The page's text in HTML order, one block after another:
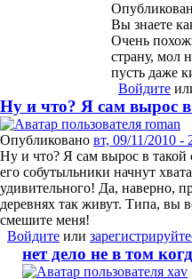
Вы знаете
Очень
страну, мол
пусть даже
Войдите
Ну и что? Я сам вырос
Опубликовано вт, 09/11/2010 -
Ну и что? Я сам вырос в такой
его собутыльники начнут
удивительного! Да, наверно,
деревнях так живут. Типа, вы
смешите меня!
Войдите или
нет дело не в том